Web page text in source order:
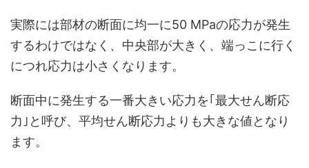
実際には部材の断面に均一に50 MPaの応力が発生
するわけではなく、中央部が大きく、端っこに行く
につれ応力は小さくなります。
断面中に発生する一番大きい応力を｢最大せん断応
力｣と呼び、平均せん断応力よりも大きな値となり
ます。